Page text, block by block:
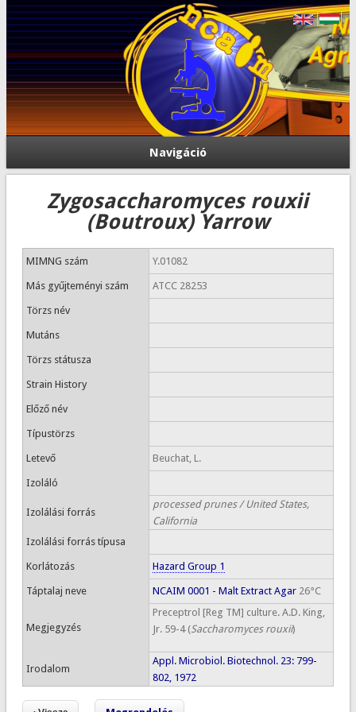
Navigáció
Zygosaccharomyces rouxii
(Boutroux) Yarrow
MIMNG szám Y.01082
Más gyűjteményi szám ATCC 28253
Törzs név
Mutáns
Törzs státusza
Strain History
Előző név
Típustörzs
Letevő Beuchat, L.
Izoláló
Izolálási forrás
processed prunes / United States,
California
Izolálási forrás típusa
Korlátozás Hazard Group 1
Táptalaj neve NCAIM 0001 - Malt Extract Agar26°C
Megjegyzés
Preceptrol [Reg TM] culture. A.D. King,
Jr. 59-4 (Saccharomyces rouxii)
Irodalom
Appl. Microbiol. Biotechnol. 23: 799-
802, 1972